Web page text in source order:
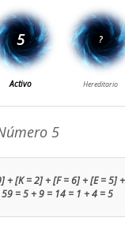
5
[K = 2] + [F = 6] + [E = 5]
= 5 + 9 = 14 = 1 + 4 = 5